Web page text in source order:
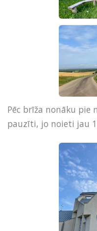
Pēc brīža nonāku pie
pauzīti, jo noieti jau